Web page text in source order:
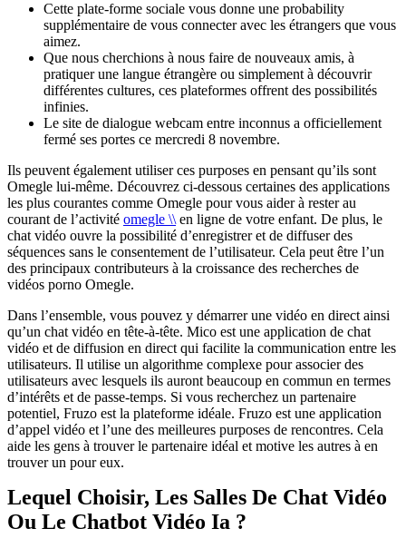
Cette plate-forme sociale vous donne une probability
supplémentaire de vous connecter avec les étrangers que vous
aimez.
Que nous cherchions à nous faire de nouveaux amis, à
pratiquer une langue étrangère ou simplement à découvrir
différentes cultures, ces plateformes offrent des possibilités
infinies.
Le site de dialogue webcam entre inconnus a officiellement
fermé ses portes ce mercredi 8 novembre.
Ils peuvent également utiliser ces purposes en pensant qu’ils sont
Omegle lui-même. Découvrez ci-dessous certaines des applications
les plus courantes comme Omegle pour vous aider à rester au
courant de l’activité omegle \\ en ligne de votre enfant. De plus, le
chat vidéo ouvre la possibilité d’enregistrer et de diffuser des
séquences sans le consentement de l’utilisateur. Cela peut être l’un
des principaux contributeurs à la croissance des recherches de
vidéos porno Omegle.
Dans l’ensemble, vous pouvez y démarrer une vidéo en direct ainsi
qu’un chat vidéo en tête-à-tête. Mico est une application de chat
vidéo et de diffusion en direct qui facilite la communication entre les
utilisateurs. Il utilise un algorithme complexe pour associer des
utilisateurs avec lesquels ils auront beaucoup en commun en termes
d’intérêts et de passe-temps. Si vous recherchez un partenaire
potentiel, Fruzo est la plateforme idéale. Fruzo est une application
d’appel vidéo et l’une des meilleures purposes de rencontres. Cela
aide les gens à trouver le partenaire idéal et motive les autres à en
trouver un pour eux.
Lequel Choisir, Les Salles De Chat Vidéo
Ou Le Chatbot Vidéo Ia ?